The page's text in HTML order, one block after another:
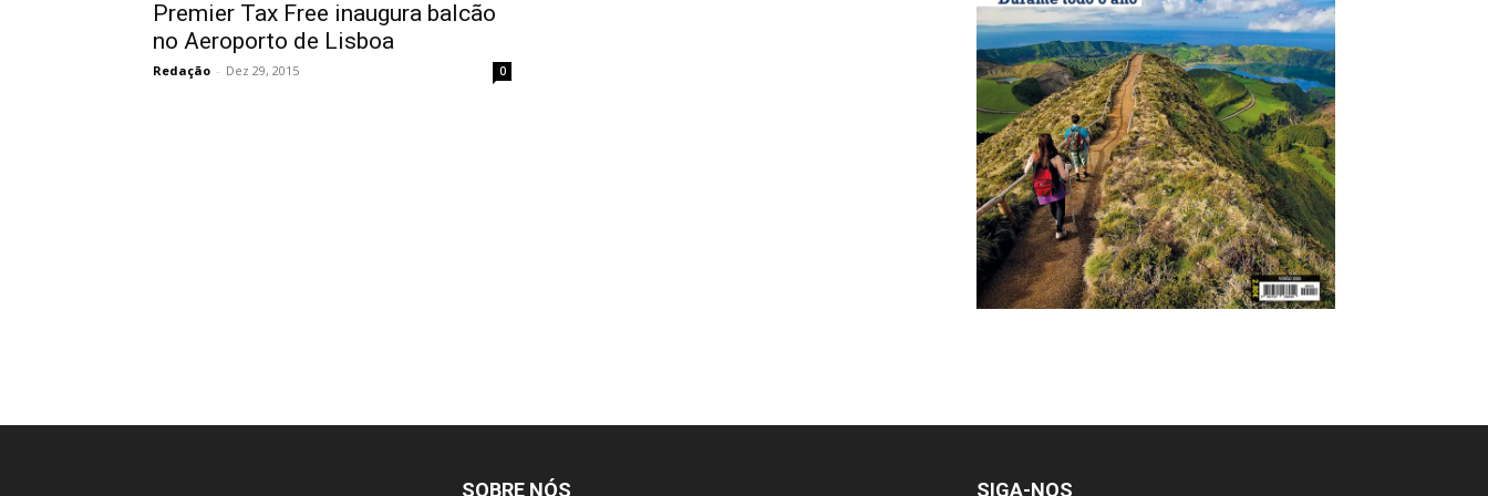
Premier Tax Free inaugura balcão
no Aeroporto de Lisboa
Redação - Dez 29, 2015 0
SOBRE NÓS SIGA-NOS